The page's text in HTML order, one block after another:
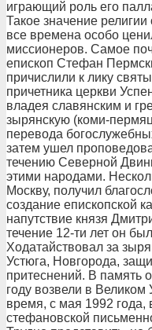
играющий роль его
Такое значение
все времена особо
миссионеров. Самое
епископ Стефан
причислили к лику
причетника церкви
владея славянским и
зырянскую (коми-
перевода
затем ушел
течению Северной
этими народами.
Москву, получил
создание епископской
напутствие князя
течение 12-ти лет он
Ходатайствовал за
Устюга, Новгорода,
притеснений. В память
году возвели в
время, с мая 1992 года,
стефановской